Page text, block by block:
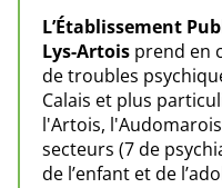
L’Établissement
Lys-Artois prend en
de troubles
Calais et plus
l'Artois,
secteurs (7 de
de l’enfant et de